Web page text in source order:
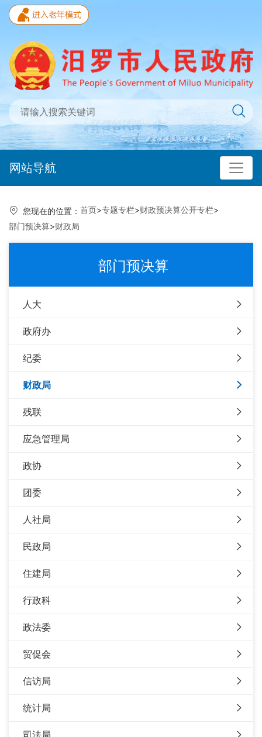
网站导航
您现在的位置： 首页>专题专栏>财政预决算公开专栏>
部门预决算>财政局
部门预决算
人大
政府办
纪委
财政局
残联
应急管理局
政协
团委
人社局
民政局
住建局
行政科
政法委
贸促会
信访局
统计局
司法局